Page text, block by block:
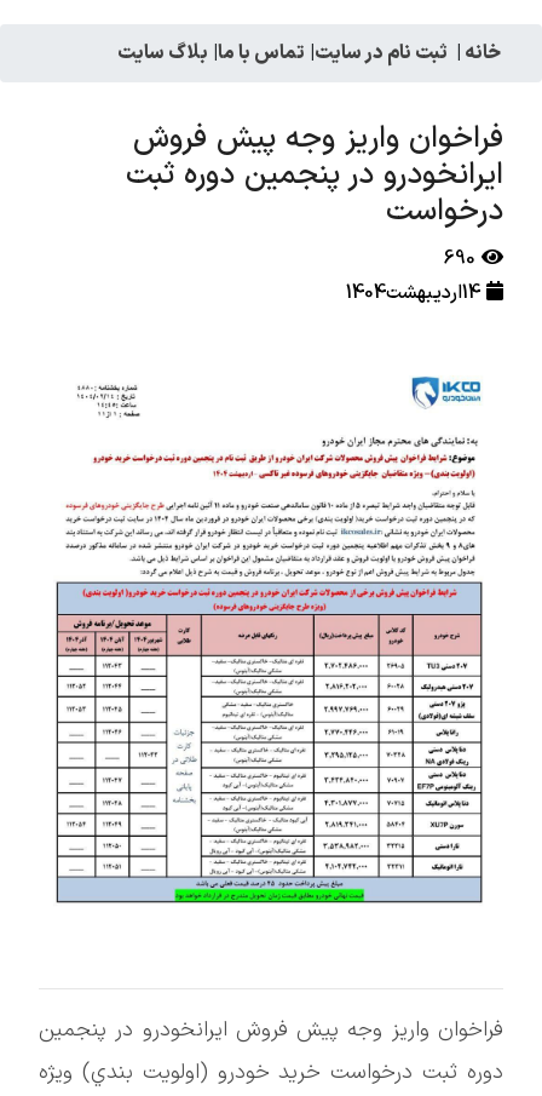
خانه | ثبت نام در سایت| تماس با ما| بلاگ سایت
فراخوان واریز وجه پيش فروش
ايرانخودرو در پنجمین دوره ثبت
درخواست
690
14اردیبهشت1404
فراخوان واریز وجه پيش فروش ايرانخودرو در پنجمین
دوره ثبت درخواست خريد خودرو (اولويت بندي) ويژه